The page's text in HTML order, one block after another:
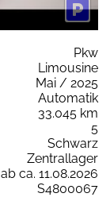
Pkw
Limousine
Mai / 2025
Automatik
33.045 km
5
Schwarz
Zentrallager
ab ca. 11.08.2026
S4800067